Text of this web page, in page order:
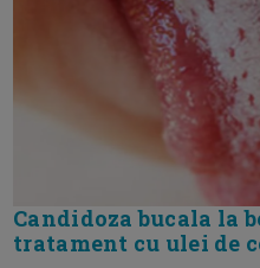
Candidoza bucala la
tratament cu ulei de